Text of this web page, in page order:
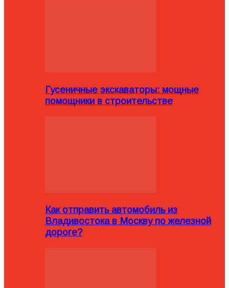
Гусеничные экскаваторы: мощные
помощники в строительстве
Как отправить автомобиль из
Владивостока в Москву по железной
дороге?